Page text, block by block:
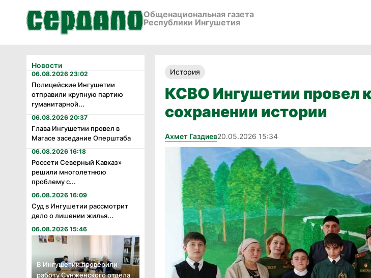
Общенациональная газета
Республики Ингушетия
Новости
06.08.2026 23:02
Полицейские Ингушетии
отправили крупную партию
гуманитарной...
06.08.2026 20:37
Глава Ингушетии провел в
Магасе заседание Оперштаба
06.08.2026 16:18
Россети Северный Кавказ»
решили многолетнюю
проблему с...
06.08.2026 16:09
Суд в Ингушетии рассмотрит
дело о лишении жилья...
06.08.2026 15:46
В Ингушетии проверили
работу Сунженского отдела
История
КСВО Ингушетии провел
сохранении истории
Ахмет Газдиев20.05.2026 15:34